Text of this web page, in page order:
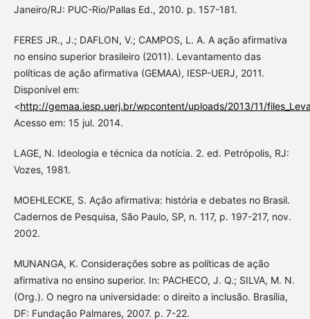
Janeiro/RJ: PUC-Rio/Pallas Ed., 2010. p. 157-181.
FERES JR., J.; DAFLON, V.; CAMPOS, L. A. A ação afirmativa
no ensino superior brasileiro (2011). Levantamento das
políticas de ação afirmativa (GEMAA), IESP-UERJ, 2011.
Disponível em:
<http://gemaa.iesp.uerj.br/wpcontent/uploads/2013/11/
Acesso em: 15 jul. 2014.
LAGE, N. Ideologia e técnica da notícia. 2. ed. Petrópolis, RJ:
Vozes, 1981.
MOEHLECKE, S. Ação afirmativa: história e debates no Brasil.
Cadernos de Pesquisa, São Paulo, SP, n. 117, p. 197-217, nov.
2002.
MUNANGA, K. Considerações sobre as políticas de ação
afirmativa no ensino superior. In: PACHECO, J. Q.; SILVA, M. N.
(Org.). O negro na universidade: o direito a inclusão. Brasília,
DF: Fundação Palmares, 2007. p. 7-22.